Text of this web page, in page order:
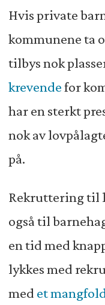
Hvis private
kommunene ta
tilbys nok
krevendefor
har en sterkt
nok av
på.
Rekruttering til
også til
en tid med
lykkes med
med et